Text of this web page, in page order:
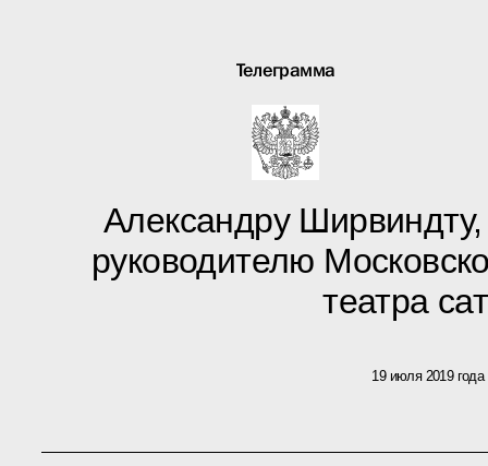
Телеграмма
Александру
руководителю
театра
19 июля 2019 года